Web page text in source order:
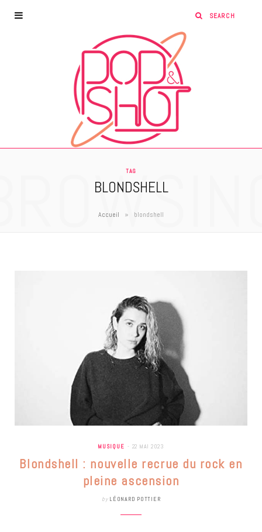
TAG
BLONDSHELL
Accueil » blondshell
MUSIQUE 22 MAI 2023
Blondshell : nouvelle recrue du rock en
pleine ascension
by LÉONARD POTTIER